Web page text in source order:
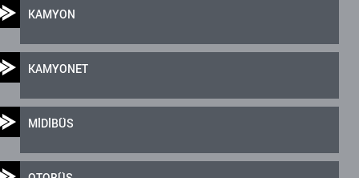
KAMYON
KAMYONET
MİDİBÜS